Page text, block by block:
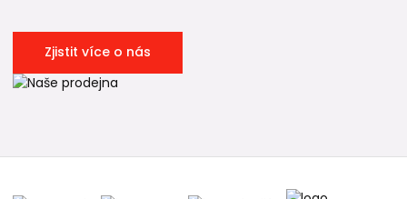
Zjistit více o nás